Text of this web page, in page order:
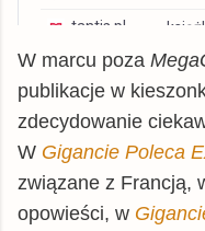
tantis.pl
swiatksiazki.pl
chodnikliteracki.pl
znak.com.pl
W marcu poza
publikacje w
zdecydowanie
W Gigancie Poleca
związane z Francją,
opowieści, w